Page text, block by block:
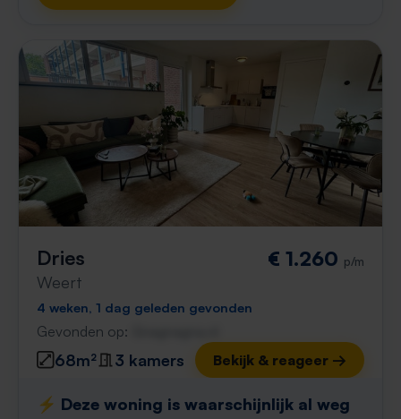
Dries
Weert
€ 1.260 p/m
4 weken, 1 dag geleden gevonden
Gevonden op:
68m² 3 kamers Bekijk & reageer →
⚡️ Deze woning is waarschijnlijk al weg